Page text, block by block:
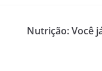
Nutrição: Você